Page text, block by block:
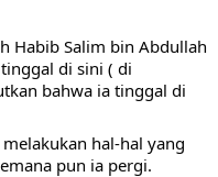
Habib Salim bin Abdullah
di sini ( di
bahwa ia tinggal di
hal-hal yang
pun ia pergi.